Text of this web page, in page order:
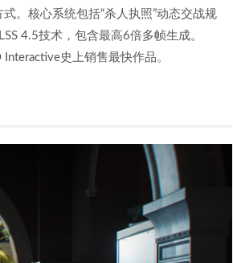
。核心系统包括“杀人执照”动态交战规
4.5技术，包含最高6倍多帧生成。
史上销售最快作品。